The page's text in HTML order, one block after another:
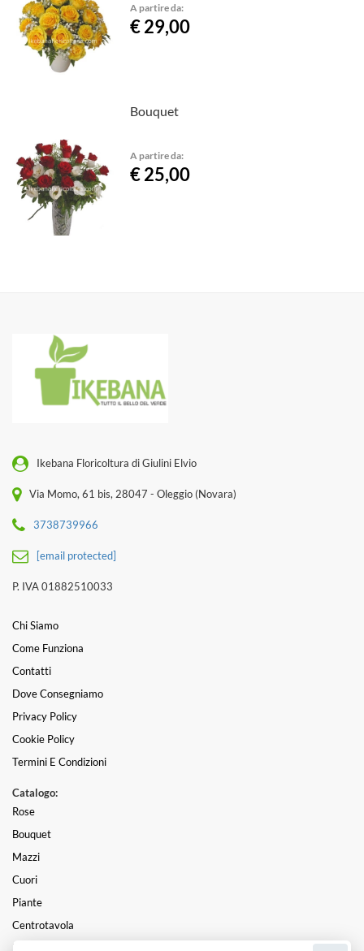
A partire da:
€ 29,00
Bouquet
A partire da:
€ 25,00
Ikebana Floricoltura di Giulini Elvio
Via Momo, 61 bis, 28047 - Oleggio (Novara)
3738739966
[email protected]
P. IVA 01882510033
Chi Siamo
Come Funziona
Contatti
Dove Consegniamo
Privacy Policy
Cookie Policy
Termini E Condizioni
Catalogo:
Rose
Bouquet
Mazzi
Cuori
Piante
Centrotavola
Funebre